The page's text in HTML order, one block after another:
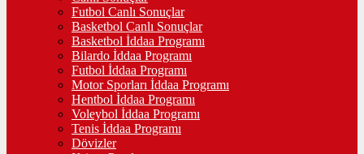
Futbol Canlı Sonuçlar
Basketbol Canlı Sonuçlar
Basketbol İddaa Programı
Bilardo İddaa Programı
Futbol İddaa Programı
Motor Sporları İddaa Programı
Hentbol İddaa Programı
Voleybol İddaa Programı
Tenis İddaa Programı
Dövizler